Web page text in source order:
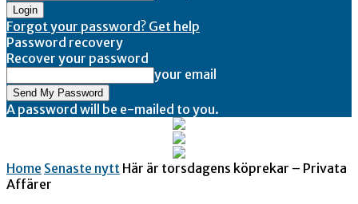
Forgot your password? Get help
Password recovery
Recover your password
your email
A password will be e-mailed to you.
Home Senaste nytt Här är torsdagens köprekar – Privata
Affärer